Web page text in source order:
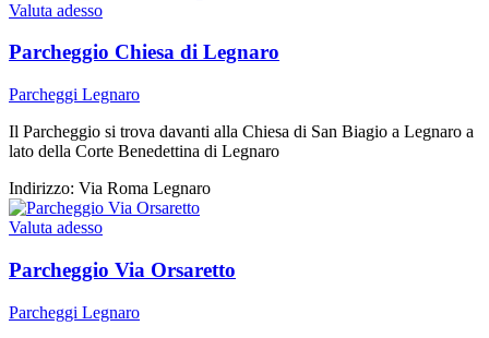
Valuta adesso
Parcheggio Chiesa di Legnaro
Parcheggi Legnaro
Il Parcheggio si trova davanti alla Chiesa di San Biagio a Legnaro a
lato della Corte Benedettina di Legnaro
Indirizzo: Via Roma Legnaro
Valuta adesso
Parcheggio Via Orsaretto
Parcheggi Legnaro